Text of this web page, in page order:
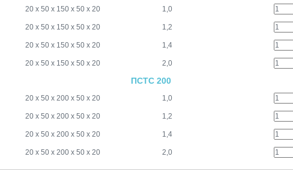
20 х 50 х 150 х 50 х 20 1,0
20 х 50 х 150 х 50 х 20 1,2
20 х 50 х 150 х 50 х 20 1,4
20 х 50 х 150 х 50 х 20 2,0
ПСТС 200
20 х 50 х 200 х 50 х 20 1,0
20 х 50 х 200 х 50 х 20 1,2
20 х 50 х 200 х 50 х 20 1,4
20 х 50 х 200 х 50 х 20 2,0